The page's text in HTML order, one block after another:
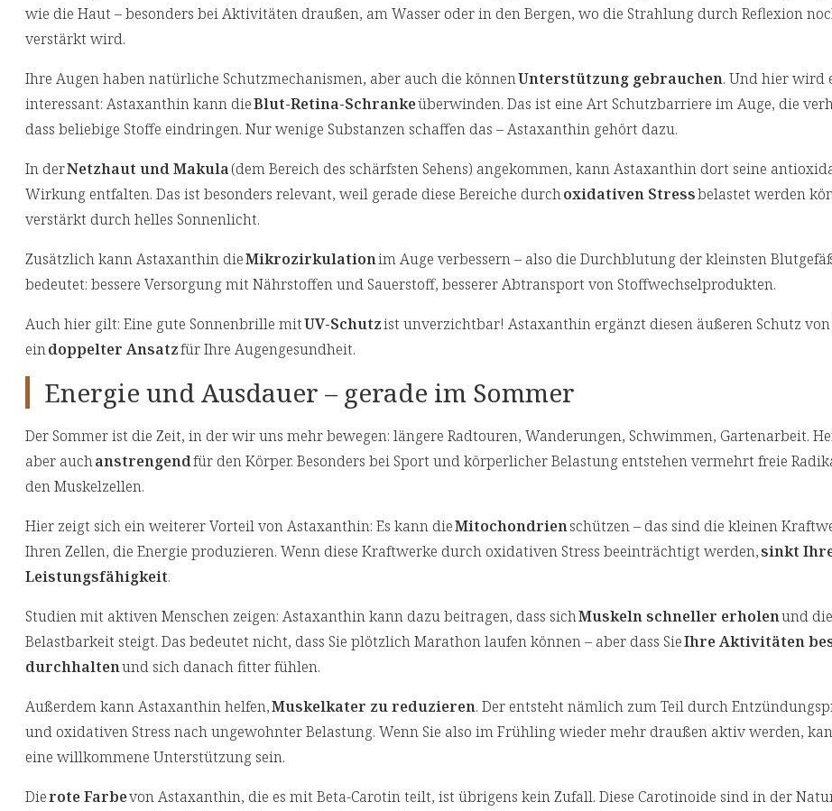
wie die Haut – besonders bei Aktivitäten draußen, am Wasser oder in den Bergen, wo die Strahlung durch Reflexion
verstärkt wird.
Ihre Augen haben natürliche Schutzmechanismen, aber auch die könnenUnterstützung gebrauchen. Und hier wird
interessant: Astaxanthin kann dieBlut-Retina-Schrankeüberwinden. Das ist eine Art Schutzbarriere im Auge, die
dass beliebige Stoffe eindringen. Nur wenige Substanzen schaffen das – Astaxanthin gehört dazu.
In derNetzhaut und Makula(dem Bereich des schärfsten Sehens) angekommen, kann Astaxanthin dort seine
Wirkung entfalten. Das ist besonders relevant, weil gerade diese Bereiche durchoxidativen Stressbelastet werden
verstärkt durch helles Sonnenlicht.
Zusätzlich kann Astaxanthin dieMikrozirkulationim Auge verbessern – also die Durchblutung der kleinsten
bedeutet: bessere Versorgung mit Nährstoffen und Sauerstoff, besserer Abtransport von Stoffwechselprodukten.
Auch hier gilt: Eine gute Sonnenbrille mitUV-Schutzist unverzichtbar! Astaxanthin ergänzt diesen äußeren Schutz
eindoppelter Ansatzfür Ihre Augengesundheit.
Energie und Ausdauer – gerade im Sommer
Der Sommer ist die Zeit, in der wir uns mehr bewegen: längere Radtouren, Wanderungen, Schwimmen, Gartenarbeit.
aber auchanstrengendfür den Körper. Besonders bei Sport und körperlicher Belastung entstehen vermehrt freie
den Muskelzellen.
Hier zeigt sich ein weiterer Vorteil von Astaxanthin: Es kann dieMitochondrienschützen – das sind die kleinen
Ihren Zellen, die Energie produzieren. Wenn diese Kraftwerke durch oxidativen Stress beeinträchtigt werden,sinkt
Leistungsfähigkeit.
Studien mit aktiven Menschen zeigen: Astaxanthin kann dazu beitragen, dass sichMuskeln schneller erholenund die
Belastbarkeit steigt. Das bedeutet nicht, dass Sie plötzlich Marathon laufen können – aber dass SieIhre Aktivitäten
durchhaltenund sich danach fitter fühlen.
Außerdem kann Astaxanthin helfen,Muskelkater zu reduzieren. Der entsteht nämlich zum Teil durch
und oxidativen Stress nach ungewohnter Belastung. Wenn Sie also im Frühling wieder mehr draußen aktiv werden,
eine willkommene Unterstützung sein.
Dierote Farbevon Astaxanthin, die es mit Beta-Carotin teilt, ist übrigens kein Zufall. Diese Carotinoide sind in der